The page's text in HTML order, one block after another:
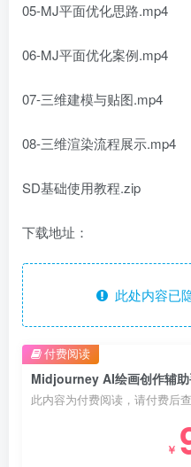
05-MJ平面优化思路.mp4
06-MJ平面优化案例.mp4
07-三维建模与贴图.mp4
08-三维渲染流程展示.mp4
SD基础使用教程.zip
下载地址：
此处内容已
此内容为付费阅读，请付费后
￥
付费阅读